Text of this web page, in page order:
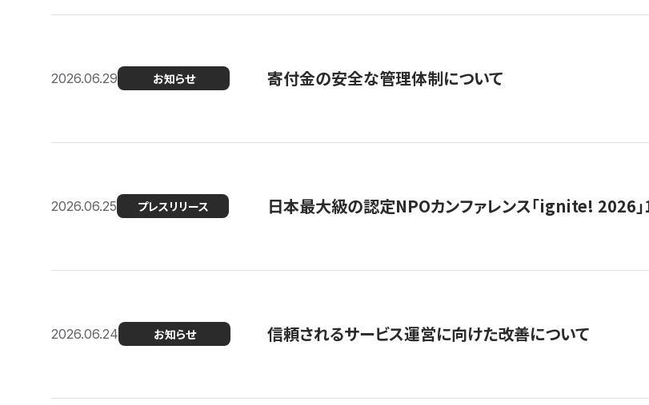
2026.06.29 お知らせ 寄付金の安全な管理体制について
2026.06.25 プレスリリース 日本最大級の認定NPOカンファレンス「ignite! 2026
2026.06.24 お知らせ 信頼されるサービス運営に向けた改善について